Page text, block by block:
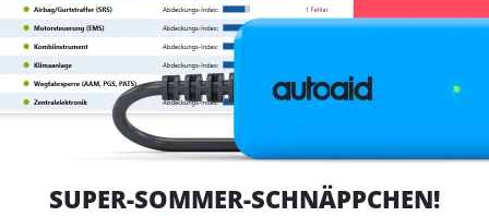
SUPER-SOMMER-SCHNÄPPCHEN!